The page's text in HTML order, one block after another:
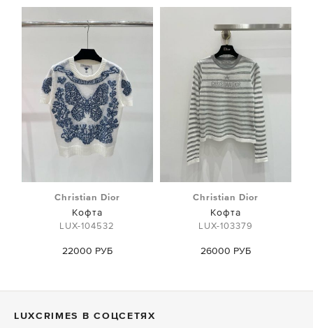
Christian Dior
Кофта
LUX-104532
22000 РУБ
Christian Dior
Кофта
LUX-103379
26000 РУБ
LUXСRIMES В СОЦСЕТЯХ